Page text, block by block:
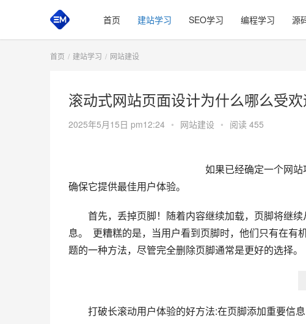
首页 建站学习 SEO学习 编程学习 源
首页 建站学习 网站建设
滚动式网站页面设计为什么哪么受欢
2025年5月15日 pm12:24 • 网站建设 • 阅读 455
如果已经确定一个网
确保它提供最佳用户体验。
首先，丢掉页脚！随着内容继续加载，页脚将继续
息。  更糟糕的是，当用户看到页脚时，他们只有在
题的一种方法，尽管完全删除页脚通常是更好的选择。
打破长滚动用户体验的好方法:在页脚添加重要信息